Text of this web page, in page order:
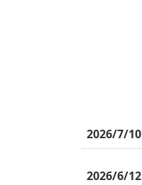
2026/7/10
2026/6/12